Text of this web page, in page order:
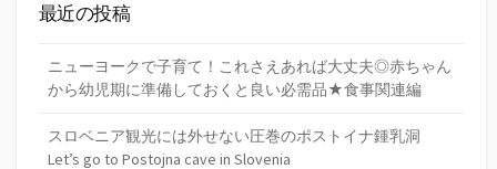
最近の投稿
ニューヨークで子育て！これさえあれば大丈夫◎赤ちゃん
から幼児期に準備しておくと良い必需品★食事関連編
スロベニア観光には外せない圧巻のポストイナ鍾乳洞
Let’s go to Postojna cave in Slovenia